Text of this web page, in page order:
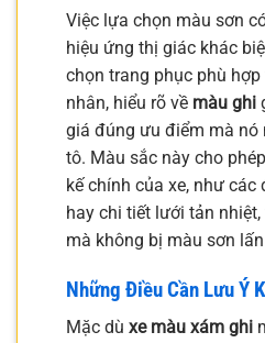
Việc lựa chọn màu sơn
hiệu ứng thị giác khác
chọn trang phục phù
nhân, hiểu rõ về màu ghi
giá đúng ưu điểm mà nó
tô. Màu sắc này cho
kế chính của xe, như
hay chi tiết lưới tản
mà không bị màu sơn
Những Điều Cần Lưu Ý
Mặc dù xe màu xám ghi